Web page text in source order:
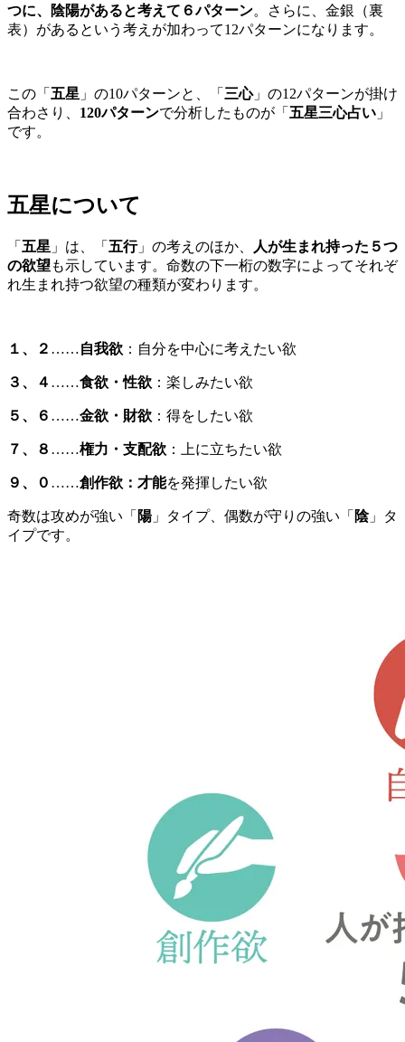
つに、陰陽があると考えて６パターン。さらに、金銀（裏
表）があるという考えが加わって12パターンになります。
この「 五星 」の10パターンと、「 三心」の12パターンが掛け
合わさり、 120パターンで分析したものが「 五星三心占い 」
です。
五星について
「 五星 」は、「 五行」の考えのほか、
人が生まれ持った５つ
の欲望も示しています。命数の下一桁の数字によってそれぞ
れ生まれ持つ欲望の種類が変わります。
１、２ ……自我欲 ：自分を中心に考えたい欲
３、４ ……食欲・性欲 ：楽しみたい欲
５、６ ……金欲・財欲 ：得をしたい欲
７、８ ……権力・支配欲 ：上に立ちたい欲
９、０ ……創作欲：才能を発揮したい欲
奇数は攻めが強い「 陽 」タイプ、偶数が守りの強い「 陰」タ
イプです。